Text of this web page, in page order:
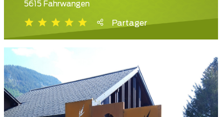
5615 Fahrwangen
Partager